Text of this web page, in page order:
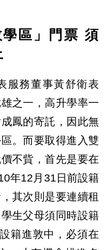
區」門票 須
服務董事黃舒衛表
之一，高升學率一
鳳的寄託，因此無
。而要取得進入雙
不貲，首先是要在
年12月31日前設籍
其次則是要連續租
生父母須同時設籍
籍進敦中，必須在